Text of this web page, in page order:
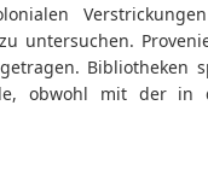
untersuchen.
Bibliotheken
obwohl mit der in